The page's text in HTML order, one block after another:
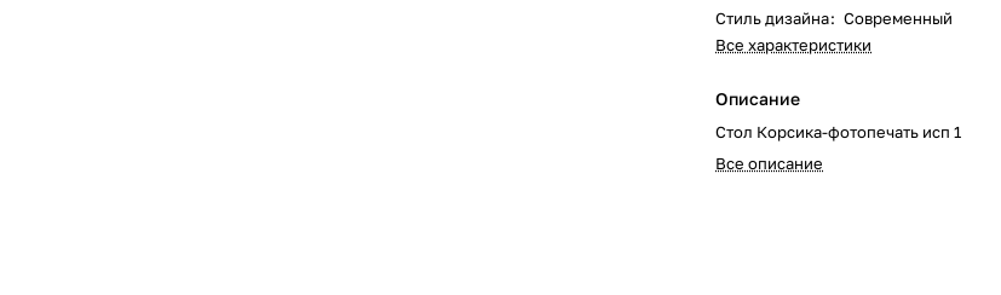
Стиль дизайна: Современный
Все характеристики
Описание
Стол Корсика-фотопечать исп 1
Все описание